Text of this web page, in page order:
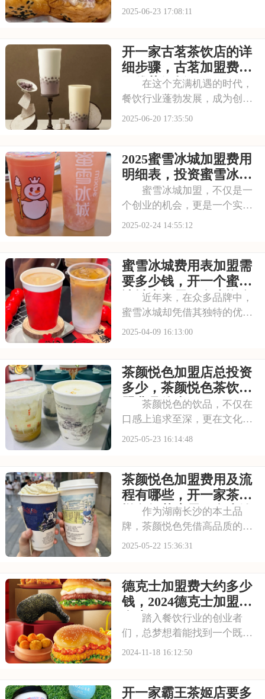
餐的固有印象。塔斯汀精准定
能轻松享受美味。那么，这样
备受青睐的品牌，加盟费用是
否亲民呢？下面
2025-06-23 17:08:11
开一家古茗茶饮店的详
细步骤，古茗加盟费用
及优势解析
在这个充满机遇的时代，
餐饮行业蓬勃发展，成为创业
的热门领域。古茗，这个近年
的品牌知名度，吸引了不少创
业者。以下是开一家古茗茶饮
店的详细步骤，古茗
2025-06-20 17:35:50
2025蜜雪冰城加盟费用
明细表，投资蜜雪冰城
要多少钱加盟费
蜜雪冰城加盟，不仅是一
个创业的机会，更是一个实现
梦想的平台。在这里，你可以
就感和满足感。蜜雪冰城总部
会为你提供全方位的支持和帮
助，让你在创业过程
2025-02-24 14:55:12
蜜雪冰城费用表加盟需
要多少钱，开一个蜜雪
冰城大概需要多少资金
近年来，在众多品牌中，
蜜雪冰城却凭借其独特的优势
脱颖而出。它不仅拥有多样化
购物还是朋友聚会，蜜雪冰城
都成为了大家的青睐。许多投
资者都看到了蜜雪冰
2025-04-09 16:13:00
茶颜悦色加盟店总投资
多少，茶颜悦色茶饮加
盟费具体表
茶颜悦色的饮品，不仅在
口感上追求至深，更在文化内
涵上精益求精。每一款饮品都
这些名字不仅朗朗上口，也让
人对饮品充满了美好的遐想。
茶颜悦色用这种
2025-05-23 16:14:48
茶颜悦色加盟费用及流
程有哪些，开一家茶颜
悦色奶茶店需要多少钱
作为湖南长沙的本土品
牌，茶颜悦色凭借高品质的茶
饮和亲民的价格赢得了广泛的
质，深受消费者喜爱。茶颜悦
色的成功，不仅在于其产品本
身，更在于其对市场的深
2025-05-22 15:36:31
德克士加盟费大约多少
钱，2024德克士加盟费
多少万元
踏入餐饮行业的创业者
们，总梦想着能找到一个既有
品牌影响力又能带来稳定收益
姿态欢迎着每一位有志之士的
2024-11-18 16:12:50
开一家霸王茶姬店要多